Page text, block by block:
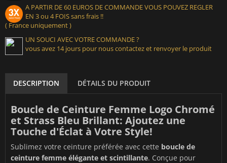
A PARTIR DE 60 EUROS DE COMMANDE VOUS POUVEZ REGLER
EN 3 ou 4 FOIS sans frais !!
( France uniquement )
UN SOUCI AVEC VOTRE COMMANDE ?
vous avez 14 jours pour nous contactez et renvoyer le produit
DESCRIPTION DÉTAILS DU PRODUIT
Boucle de Ceinture Femme Logo Chromé
et Strass Bleu Brillant: Ajoutez une
Touche d'Éclat à Votre Style!
Sublimez votre ceinture préférée avec cette boucle de
ceinture femme élégante et scintillante. Conçue pour